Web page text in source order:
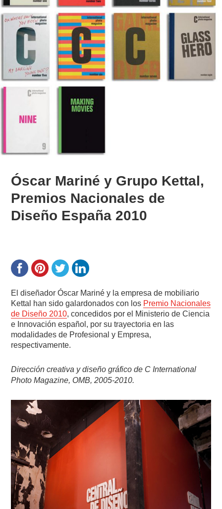
Óscar Mariné y Grupo Kettal,
Premios Nacionales de
Diseño España 2010
El diseñador Óscar Mariné y la empresa de mobiliario
Kettal han sido galardonados con los Premio Nacionales
de Diseño 2010, concedidos por el Ministerio de Ciencia
e Innovación español, por su trayectoria en las
modalidades de Profesional y Empresa,
respectivamente.
Dirección creativa y diseño gráfico de C International
Photo Magazine, OMB, 2005-2010.